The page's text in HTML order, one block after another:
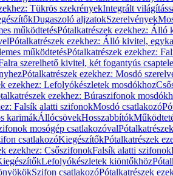
Tükrös szekrényekIntegrált
Dugaszoló aljzatokSzerelvények
működtetésPótalkatrészek ezekhez: Álló
Pótalkatrészek ezekhez: Álló kivitel,
működtetésPótalkatrészek ezekhez:
szerelhető kivitel, két fogantyús
Pótalkatrészek ezekhez: Mosdó
ezekhez: Lefolyókészletek mosdókhoz
ezekhez: Búraszifonok
Falsík alatti szifonokMosdó csatlakozó
karimákÁllócsövekHosszabbítók
mosógép csatlakozóval
csatlakozóKiegészítőkPótalkatrészek
ezekhez: CsőszifonokFalsík alatti szifonok
Lefolyókészletek kiöntőkhöz
Szifon csatlakozóPótalkatrészek